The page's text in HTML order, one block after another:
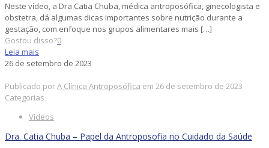
Neste vídeo, a Dra Catia Chuba, médica antroposófica, ginecologista e
obstetra, dá algumas dicas importantes sobre nutrição durante a
gestação, com enfoque nos grupos alimentares mais […]
Gostou disso?0
Leia mais
26 de setembro de 2023
Publicado porA Clínica Antroposófica em 26 de setembro de 2023
Categorias
Vídeos
Dra. Catia Chuba – Papel da Antroposofia no Cuidado da Saúde